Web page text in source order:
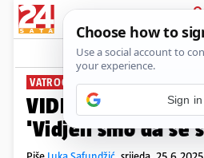
News
VATROGASCI NA TERENU
VIDEO Buknuo
'Vidjeli smo da se